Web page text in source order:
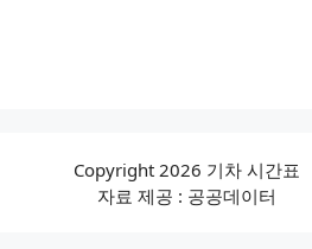
Copyright 2026 기차 시간표
자료 제공 : 공공데이터